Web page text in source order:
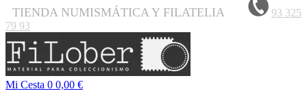
TIENDA NUMISMÁTICA Y FILATELIA
93 325
79 93
Mi Cesta 0 0,00 €